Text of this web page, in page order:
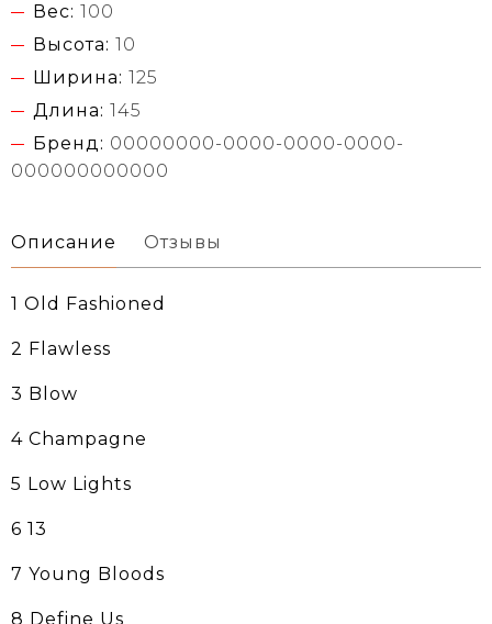
Вес: 100
Высота: 10
Ширина: 125
Длина: 145
Бренд: 00000000-0000-0000-0000-
000000000000
Описание Отзывы
1 Old Fashioned
2 Flawless
3 Blow
4 Champagne
5 Low Lights
6 13
7 Young Bloods
8 Define Us